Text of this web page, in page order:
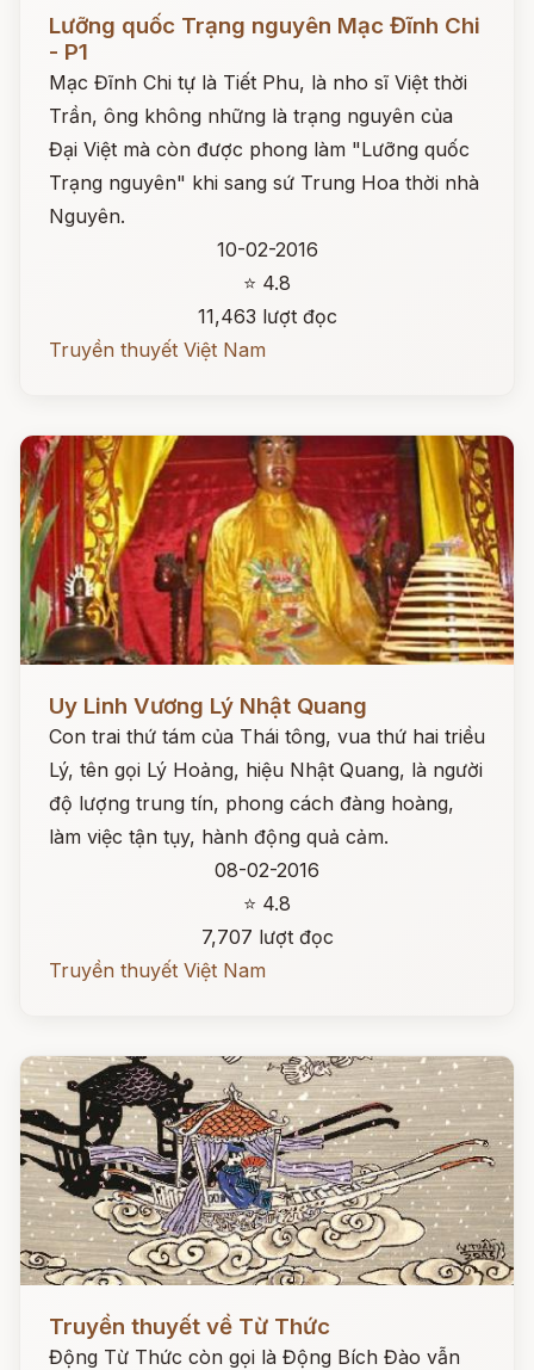
Lưỡng quốc Trạng nguyên Mạc Đĩnh Chi
- P1
Mạc Đĩnh Chi tự là Tiết Phu, là nho sĩ Việt thời
Trần, ông không những là trạng nguyên của
Đại Việt mà còn được phong làm "Lưỡng quốc
Trạng nguyên" khi sang sứ Trung Hoa thời nhà
Nguyên.
10-02-2016
⭐ 4.8
11,463 lượt đọc
Truyền thuyết Việt Nam
Uy Linh Vương Lý Nhật Quang
Con trai thứ tám của Thái tông, vua thứ hai triều
Lý, tên gọi Lý Hoảng, hiệu Nhật Quang, là người
độ lượng trung tín, phong cách đàng hoàng,
làm việc tận tụy, hành động quả cảm.
08-02-2016
⭐ 4.8
7,707 lượt đọc
Truyền thuyết Việt Nam
Đọc ngay
Truyền thuyết về Từ Thức
Động Từ Thức còn gọi là Động Bích Đào vẫn